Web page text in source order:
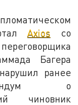
Axios со
Багера
ранее
о
чиновник